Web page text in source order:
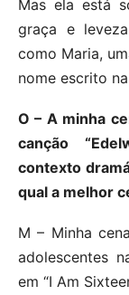
Mas ela está
graça e
como Maria,
nome escrito
O – A minha
canção
contexto
qual a melhor
M – Minha
adolescentes
em “I Am